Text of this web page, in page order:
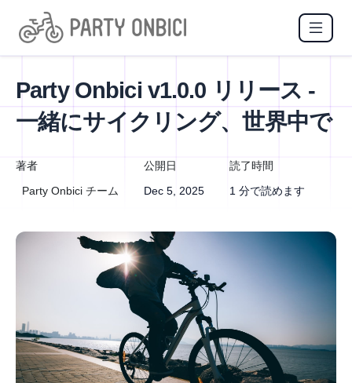
Party Onbici v1.0.0 リリース -
一緒にサイクリング、世界中で
著者
Party Onbici チーム
公開日
Dec 5, 2025
読了時間
1 分で読めます